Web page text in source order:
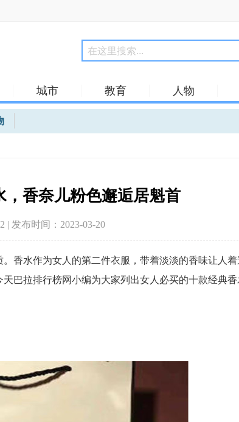
城市 教育
人物
香奈儿粉色邂逅居魁首
| 发布时间：2023-03-20
水作为女人的第二件衣服，带着淡淡的香味让人着
巴拉排行榜网小编为大家列出女人必买的十款经典